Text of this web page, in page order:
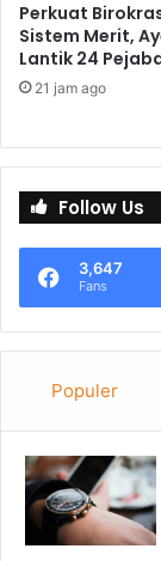
Perkuat
Sistem Merit,
Lantik 24
21 jam ago
Follow Us
3,647
Fans
Populer